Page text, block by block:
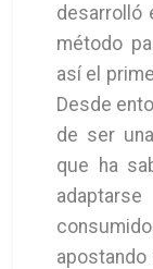
desarrolló
método
así el
Desde
de ser
que ha
apostando